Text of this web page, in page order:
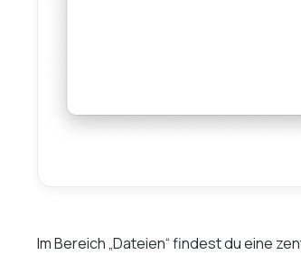
Im Bereich „Dateien“ findest du eine